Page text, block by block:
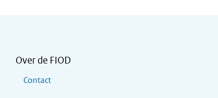
Over de FIOD
Contact